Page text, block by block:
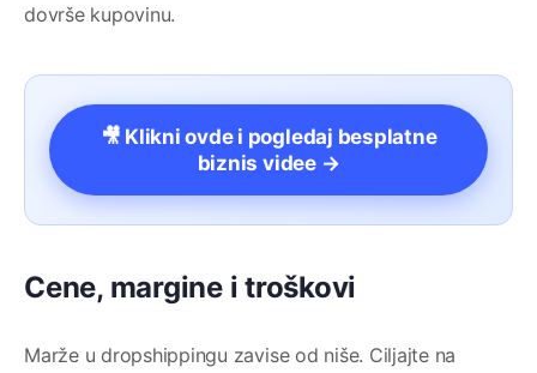
dovrše kupovinu.
🎥 Klikni ovde i pogledaj besplatne
biznis videe →
Cene, margine i troškovi
Marže u dropshippingu zavise od niše. Ciljajte na